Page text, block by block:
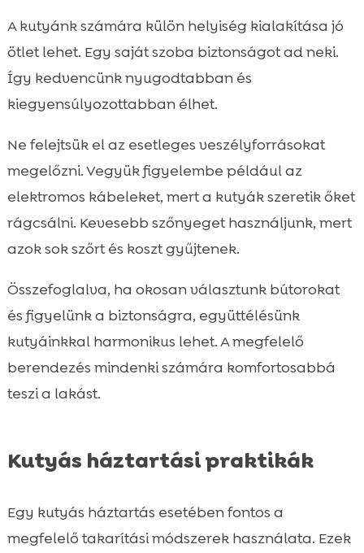
A kutyánk számára külön helyiség kialakítása jó
ötlet lehet. Egy saját szoba biztonságot ad neki.
Így kedvencünk nyugodtabban és
kiegyensúlyozottabban élhet.
Ne felejtsük el az esetleges veszélyforrásokat
megelőzni. Vegyük figyelembe például az
elektromos kábeleket, mert a kutyák szeretik őket
rágcsálni. Kevesebb szőnyeget használjunk, mert
azok sok szőrt és koszt gyűjtenek.
Összefoglalva, ha okosan választunk bútorokat
és figyelünk a biztonságra, együttélésünk
kutyáinkkal harmonikus lehet. A megfelelő
berendezés mindenki számára komfortosabbá
teszi a lakást.
Kutyás háztartási praktikák
Egy kutyás háztartás esetében fontos a
megfelelő takarítási módszerek használata. Ezek